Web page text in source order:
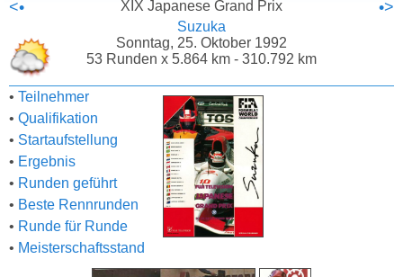
<• XIX Japanese Grand Prix •>
Suzuka
Sonntag, 25. Oktober 1992
53 Runden x 5.864 km - 310.792 km
• Teilnehmer
• Qualifikation
• Startaufstellung
• Ergebnis
• Runden geführt
• Beste Rennrunden
• Runde für Runde
• Meisterschaftsstand